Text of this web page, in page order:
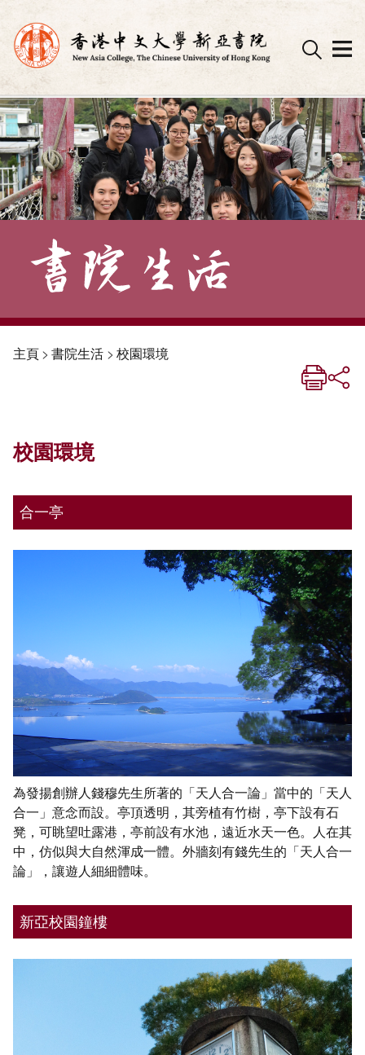
Skip
to
content
主頁> 書院生活 > 校園環境
校園環境
合一亭
為發揚創辦人錢穆先生所著的「天人合一論」當中的「天人
合一」意念而設。亭頂透明，其旁植有竹樹，亭下設有石
凳，可眺望吐露港，亭前設有水池，遠近水天一色。人在其
中，仿似與大自然渾成一體。外牆刻有錢先生的「天人合一
論」，讓遊人細細體味。
新亞校園鐘樓